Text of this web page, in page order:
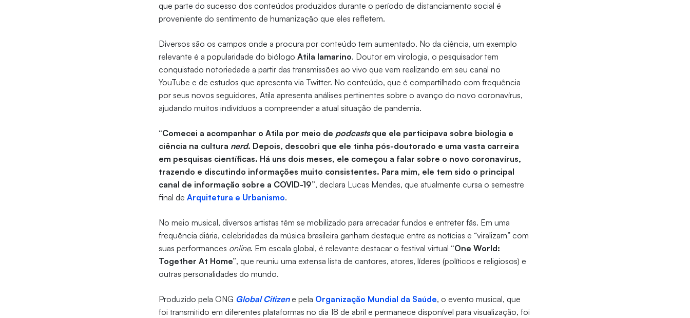
que parte do sucesso dos conteúdos produzidos durante o período de distanciamento social é
proveniente do sentimento de humanização que eles refletem.
Diversos são os campos onde a procura por conteúdo tem aumentado. No da ciência, um exemplo
relevante é a popularidade do biólogoAtila Iamarino. Doutor em virologia, o pesquisador tem
conquistado notoriedade a partir das transmissões ao vivo que vem realizando em seu canal no
YouTube e de estudos que apresenta via Twitter. No conteúdo, que é compartilhado com frequência
por seus novos seguidores, Atila apresenta análises pertinentes sobre o avanço do novo coronavírus,
ajudando muitos indivíduos a compreender a atual situação de pandemia.
“Comecei a acompanhar o Atila por meio de podcastsque ele participava sobre biologia e
ciência na cultura nerd. Depois, descobri que ele tinha pós-doutorado e uma vasta carreira
em pesquisas científicas. Há uns dois meses, ele começou a falar sobre o novo coronavírus,
trazendo e discutindo informações muito consistentes. Para mim, ele tem sido o principal
canal de informação sobre a COVID-19”, declara Lucas Mendes, que atualmente cursa o semestre
final de Arquitetura e Urbanismo.
No meio musical, diversos artistas têm se mobilizado para arrecadar fundos e entreter fãs. Em uma
frequência diária, celebridades da música brasileira ganham destaque entre as notícias e “viralizam” com
suas performances online. Em escala global, é relevante destacar o festival virtual “One World:
Together At Home”, que reuniu uma extensa lista de cantores, atores, líderes (políticos e religiosos) e
outras personalidades do mundo.
Produzido pela ONG Global Citizene pela Organização Mundial da Saúde, o evento musical, que
foi transmitido em diferentes plataformas no dia 18 de abril e permanece disponível para visualização, foi